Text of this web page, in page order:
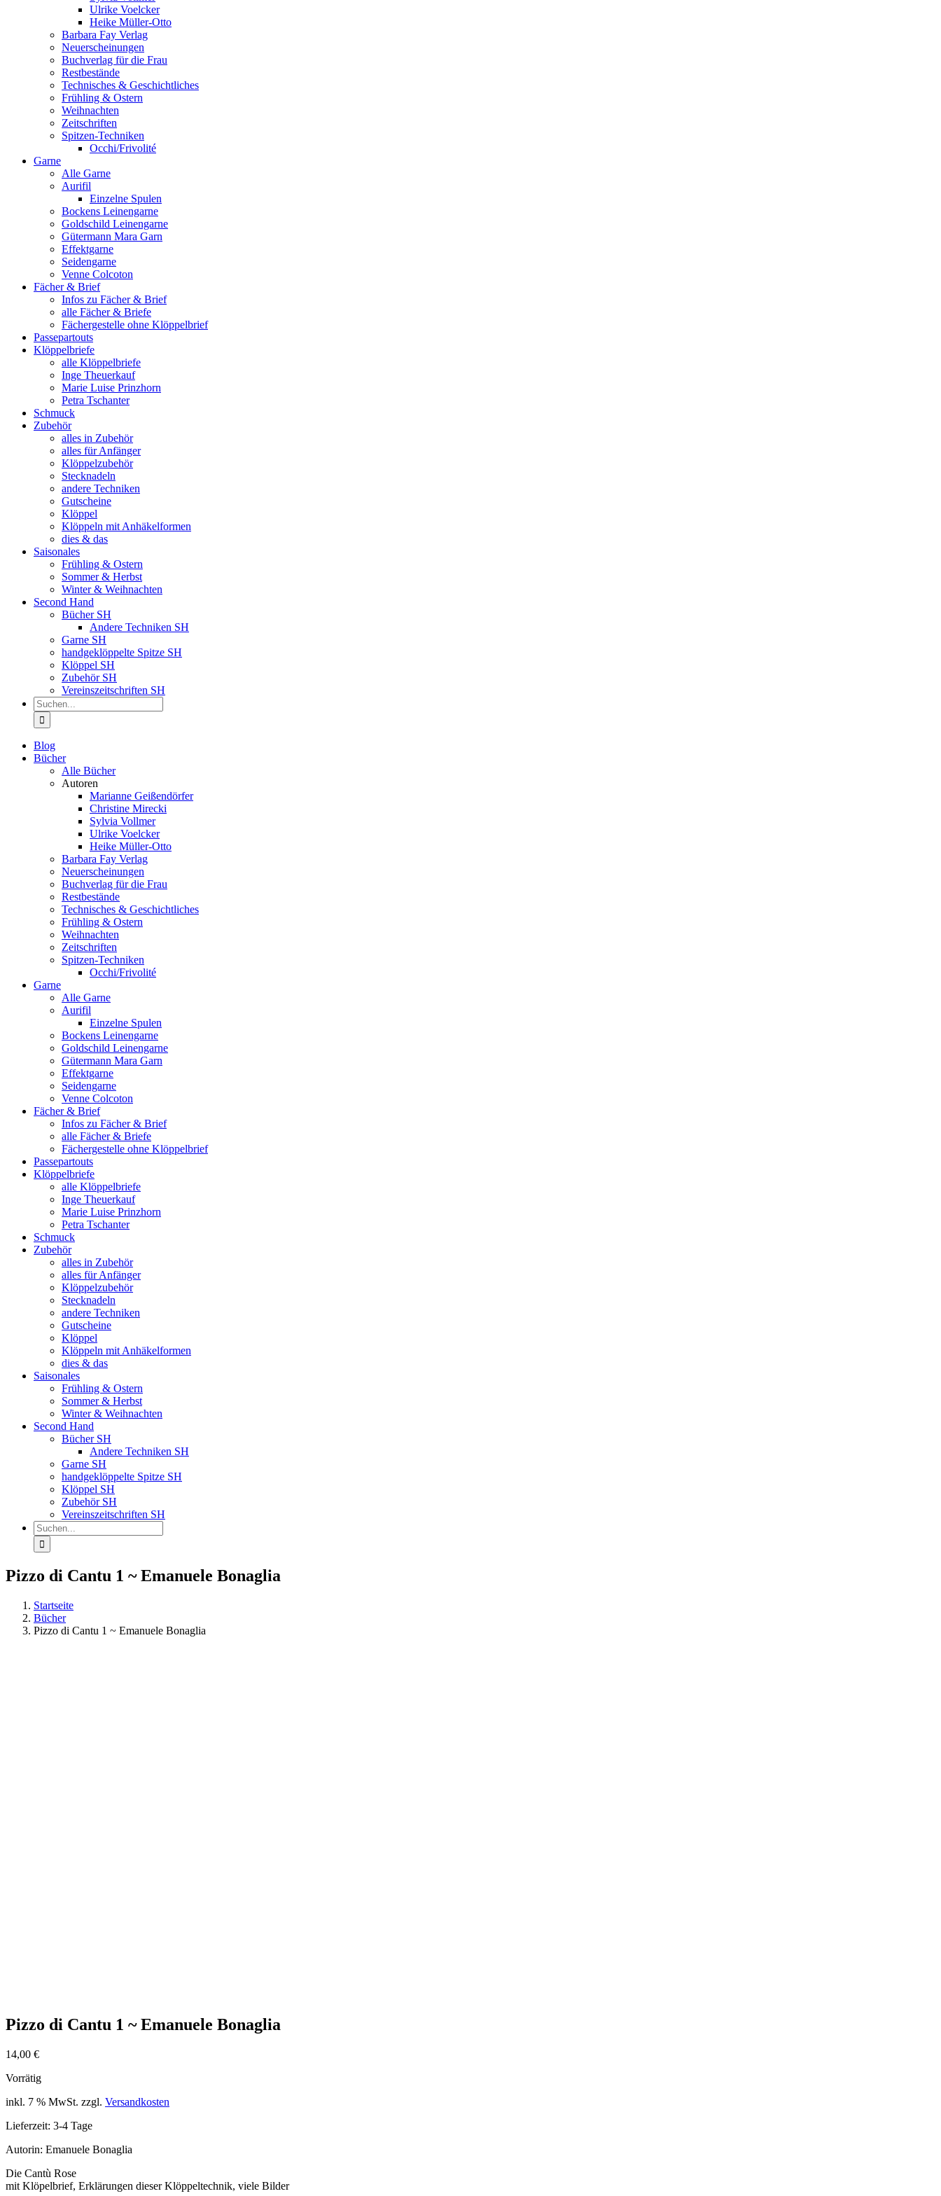
Ulrike Voelcker
Heike Müller-Otto
Barbara Fay Verlag
Neuerscheinungen
Buchverlag für die Frau
Restbestände
Technisches & Geschichtliches
Frühling & Ostern
Weihnachten
Zeitschriften
Spitzen-Techniken
Occhi/Frivolité
Garne
Alle Garne
Aurifil
Einzelne Spulen
Bockens Leinengarne
Goldschild Leinengarne
Gütermann Mara Garn
Effektgarne
Seidengarne
Venne Colcoton
Fächer & Brief
Infos zu Fächer & Brief
alle Fächer & Briefe
Fächergestelle ohne Klöppelbrief
Passepartouts
Klöppelbriefe
alle Klöppelbriefe
Inge Theuerkauf
Marie Luise Prinzhorn
Petra Tschanter
Schmuck
Zubehör
alles in Zubehör
alles für Anfänger
Klöppelzubehör
Stecknadeln
andere Techniken
Gutscheine
Klöppel
Klöppeln mit Anhäkelformen
dies & das
Saisonales
Frühling & Ostern
Sommer & Herbst
Winter & Weihnachten
Second Hand
Bücher SH
Andere Techniken SH
Garne SH
handgeklöppelte Spitze SH
Klöppel SH
Zubehör SH
Vereinszeitschriften SH
Suche
nach:
Blog
Bücher
Alle Bücher
Autoren
Marianne Geißendörfer
Christine Mirecki
Sylvia Vollmer
Ulrike Voelcker
Heike Müller-Otto
Barbara Fay Verlag
Neuerscheinungen
Buchverlag für die Frau
Restbestände
Technisches & Geschichtliches
Frühling & Ostern
Weihnachten
Zeitschriften
Spitzen-Techniken
Occhi/Frivolité
Garne
Alle Garne
Aurifil
Einzelne Spulen
Bockens Leinengarne
Goldschild Leinengarne
Gütermann Mara Garn
Effektgarne
Seidengarne
Venne Colcoton
Fächer & Brief
Infos zu Fächer & Brief
alle Fächer & Briefe
Fächergestelle ohne Klöppelbrief
Passepartouts
Klöppelbriefe
alle Klöppelbriefe
Inge Theuerkauf
Marie Luise Prinzhorn
Petra Tschanter
Schmuck
Zubehör
alles in Zubehör
alles für Anfänger
Klöppelzubehör
Stecknadeln
andere Techniken
Gutscheine
Klöppel
Klöppeln mit Anhäkelformen
dies & das
Saisonales
Frühling & Ostern
Sommer & Herbst
Winter & Weihnachten
Second Hand
Bücher SH
Andere Techniken SH
Garne SH
handgeklöppelte Spitze SH
Klöppel SH
Zubehör SH
Vereinszeitschriften SH
Suche
nach:
Pizzo di Cantu 1 ~ Emanuele Bonaglia
Startseite
Bücher
Pizzo di Cantu 1 ~ Emanuele Bonaglia
Pizzo di Cantu 1 ~ Emanuele Bonaglia
14,00 €
Vorrätig
inkl. 7 % MwSt. zzgl. Versandkosten
Lieferzeit: 3-4 Tage
Autorin: Emanuele Bonaglia
Die Cantù Rose
mit Klöpelbrief, Erklärungen dieser Klöppeltechnik, viele Bilder